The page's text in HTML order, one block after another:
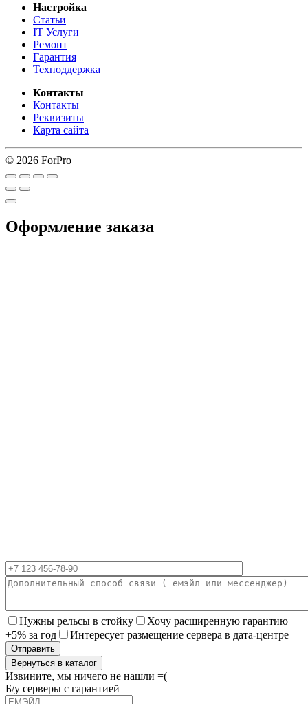
Настройка
Статьи
IT Услуги
Ремонт
Гарантия
Техподдержка
Контакты
Контакты
Реквизиты
Карта сайта
© 2026 ForPro
Оформление заказа
Нужны рельсы в стойку
Хочу расширенную гарантию
+5% за год
Интересует размещение сервера в дата-центре
Вернуться в каталог
Извините, мы ничего не нашли =(
Б/у серверы с гарантией